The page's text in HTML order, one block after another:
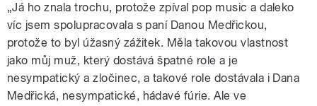
„Já ho znala trochu, protože zpíval pop music a daleko
víc jsem spolupracovala s paní Danou Medřickou,
protože to byl úžasný zážitek. Měla takovou vlastnost
jako můj muž, který dostává špatné role a je
nesympatický a zločinec, a takové role dostávala i Dana
Medřická, nesympatické, hádavé fúrie. Ale ve